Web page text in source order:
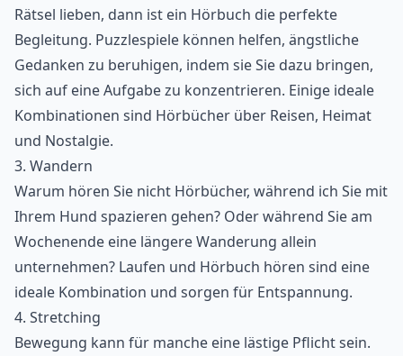
Rätsel lieben, dann ist ein Hörbuch die perfekte
Begleitung. Puzzlespiele können helfen, ängstliche
Gedanken zu beruhigen, indem sie Sie dazu bringen,
sich auf eine Aufgabe zu konzentrieren. Einige ideale
Kombinationen sind Hörbücher über Reisen, Heimat
und Nostalgie.
3. Wandern
Warum hören Sie nicht Hörbücher, während ich Sie mit
Ihrem Hund spazieren gehen? Oder während Sie am
Wochenende eine längere Wanderung allein
unternehmen? Laufen und Hörbuch hören sind eine
ideale Kombination und sorgen für Entspannung.
4. Stretching
Bewegung kann für manche eine lästige Pflicht sein.